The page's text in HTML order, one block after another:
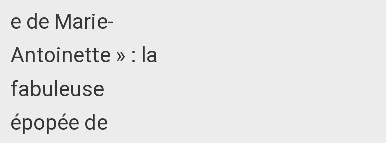
e de Marie-
Antoinette » : la
fabuleuse
épopée de